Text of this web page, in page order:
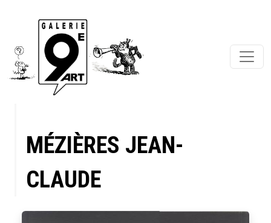
MÉZIÈRES JEAN-
CLAUDE